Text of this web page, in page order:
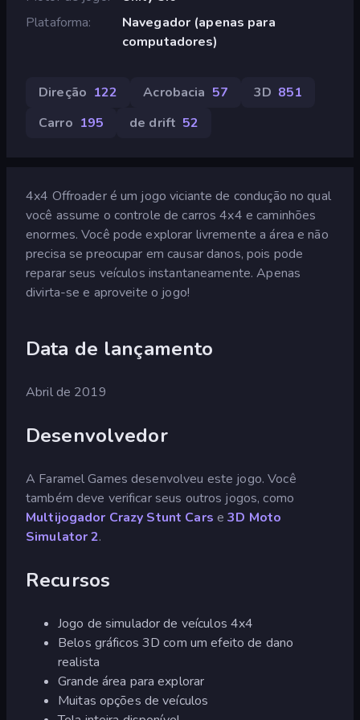
Plataforma
Navegador (apenas para
computadores)
Direção 122 Acrobacia 57 3D 851
Carro 195 de drift 52
4x4 Offroader é um jogo viciante de condução no qual
você assume o controle de carros 4x4 e caminhões
enormes. Você pode explorar livremente a área e não
precisa se preocupar em causar danos, pois pode
reparar seus veículos instantaneamente. Apenas
divirta-se e aproveite o jogo!
Data de lançamento
Abril de 2019
Desenvolvedor
A Faramel Games desenvolveu este jogo. Você
também deve verificar seus outros jogos, como
Multijogador Crazy Stunt Cars e3D Moto
Simulator 2.
Recursos
Jogo de simulador de veículos 4x4
Belos gráficos 3D com um efeito de dano
realista
Grande área para explorar
Muitas opções de veículos